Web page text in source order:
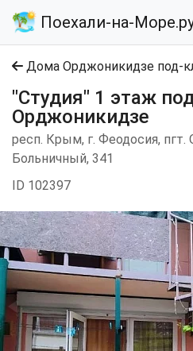
Поехали-на-
Дома Орджоникидзе под-
"Студия" 1 этаж
Орджоникидзе
респ. Крым, г. Феодосия, пгт.
Больничный, 341
ID 102397